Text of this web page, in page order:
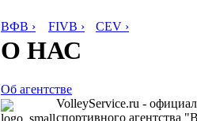
ВФВ › FIVB › CEV ›
О НАС
Об агентстве
VolleyService.ru -
спортивного агентства